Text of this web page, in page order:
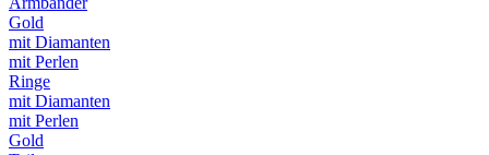
Gold
mit Diamanten
mit Perlen
Ringe
mit Diamanten
mit Perlen
Gold